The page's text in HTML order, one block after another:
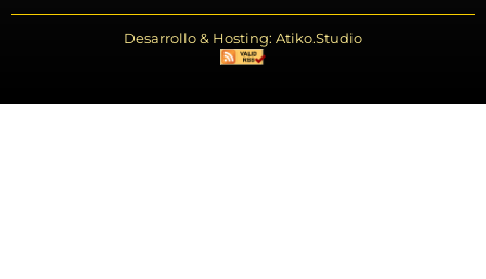
Desarrollo & Hosting: Atiko.Studio